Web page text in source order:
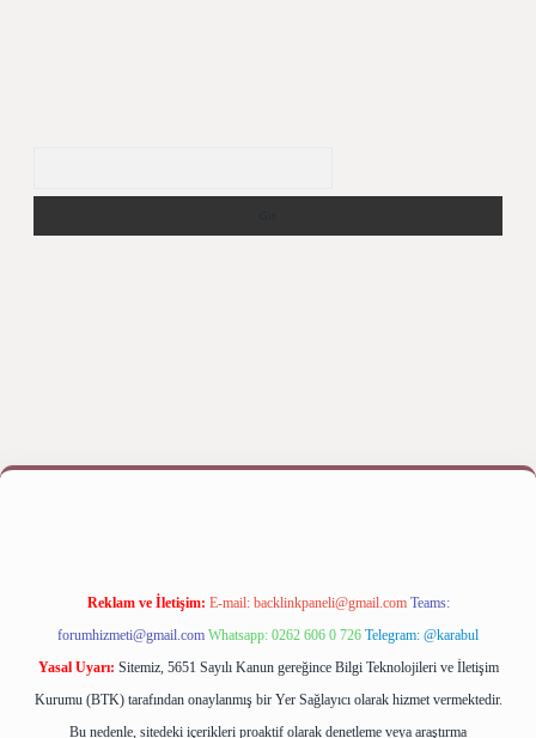
yapbetexper bahis
Reklam ve İletişim: E-mail: backlinkpaneli@gmail.com Teams:
forumhizmeti@gmail.com Whatsapp: 0262 606 0 726 Telegram: @karabul
Yasal Uyarı: Sitemiz, 5651 Sayılı Kanun gereğince Bilgi Teknolojileri ve İletişim
Kurumu (BTK) tarafından onaylanmış bir Yer Sağlayıcı olarak hizmet vermektedir.
Bu nedenle, sitedeki içerikleri proaktif olarak denetleme veya araştırma